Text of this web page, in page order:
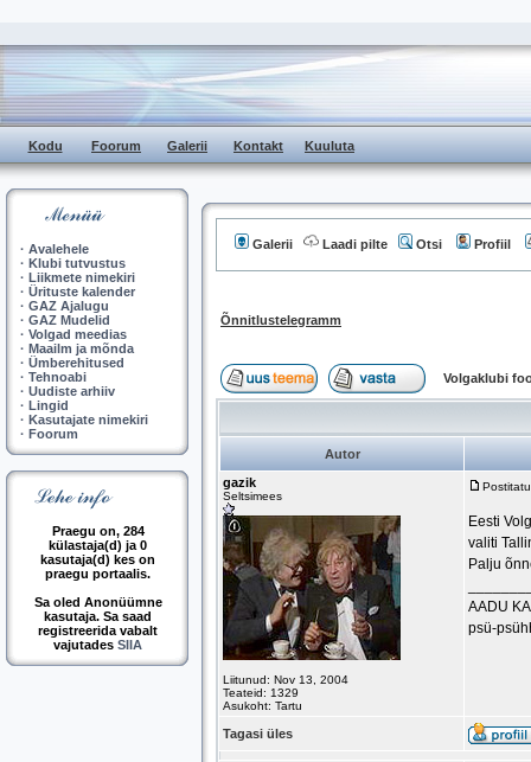
Kodu Foorum Galerii Kontakt Kuuluta
· Avalehele
· Klubi tutvustus
· Liikmete nimekiri
· Ürituste kalender
· GAZ Ajalugu
· GAZ Mudelid
· Volgad meedias
· Maailm ja mõnda
· Ümberehitused
· Tehnoabi
· Uudiste arhiiv
· Lingid
· Kasutajate nimekiri
· Foorum
Praegu on, 284
külastaja(d) ja 0
kasutaja(d) kes on
praegu portaalis.
Sa oled Anonüümne
kasutaja. Sa saad
registreerida vabalt
vajutades SIIA
Galerii Laadi pilte Otsi Profiil
Õnnitlustelegramm
Volgaklubi
Autor
gazik
Seltsimees
Liitunud: Nov 13, 2004
Teateid: 1329
Asukoht: Tartu
Eesti
valiti
Palju
AADU
psü-
Tagasi üles